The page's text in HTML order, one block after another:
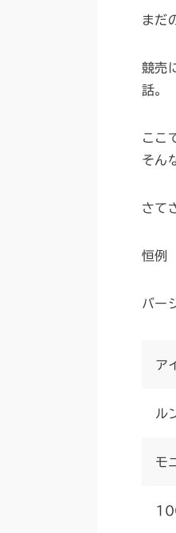
まだ
競売
話。
ここ
そん
さて
恒例
バー
ア
ル
モ